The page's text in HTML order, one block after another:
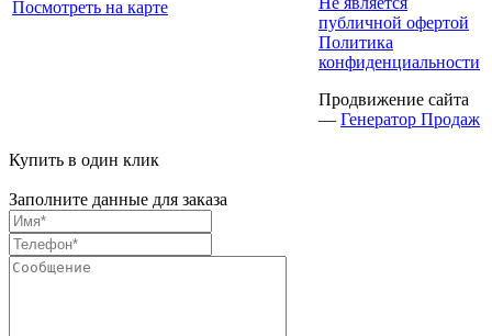
Посмотреть на карте
публичной офертой
Политика
конфиденциальности
Продвижение сайта
— Генератор Продаж
Купить в один клик
Заполните данные для заказа